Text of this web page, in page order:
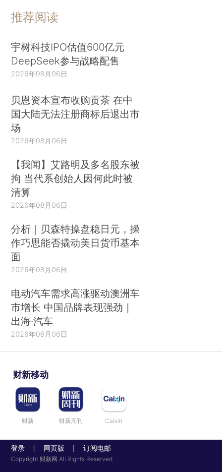
推荐阅读
宇树科技IPO估值600亿元
DeepSeek参与战略配售
2026年08月06日
贝恩资本宣布收购贡茶 在中
国大陆无法注册商标后退出市
场
2026年08月06日
【我闻】艾路明及多名股东被
拘 当代系创始人因何此时被
清算
2026年08月06日
分析｜贝森特操盘稳日元，操
作巧思能否撬动美日货币基本
面
2026年08月06日
电动汽车需求高涨驱动澳洲车
市增长 中国品牌表现强劲｜
出海·汽车
2026年08月06日
财新移动
财新 财新周刊 Caixin
登录 网页版 订阅电邮
Copyright 财新网 All Rights Reserved